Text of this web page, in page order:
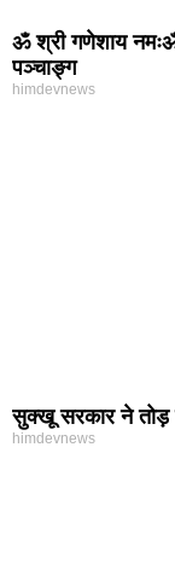
ॐ श्री गणेशाय
पञ्चाङ्ग
himdevnews
सुक्खू सरकार ने तोड़
himdevnews